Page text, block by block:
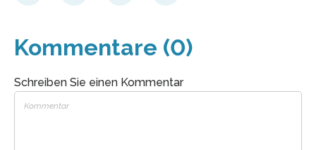
Kommentare (0)
Schreiben Sie einen Kommentar